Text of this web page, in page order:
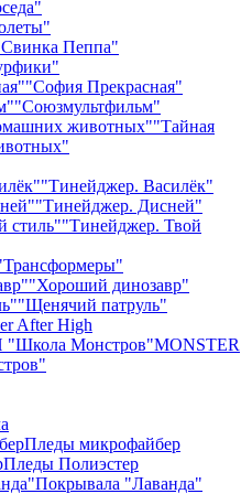
Пеппа"
"София Прекрасная"
"Союзмультфильм"
"Тайная
"Тинейджер. Василёк"
"Тинейджер. Дисней"
"Тинейджер. Твой
"Хороший динозавр"
"Щенячий патруль"
After High
MONSTER
Пледы микрофайбер
Пледы Полиэстер
Покрывала "Лаванда"